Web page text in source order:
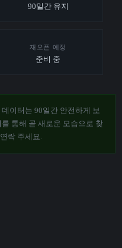
90일간 유지
재오픈 예정
준비 중
이터는 90일간 안전하게 보
통해 곧 새로운 모습으로 찾
락 주세요.